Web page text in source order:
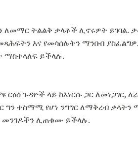
ለመማር ትልልቅ ቃላቶች ሊኖሩዎት ይገባል.
እና የመሳሰሉትን ማንበብ
ማስተላለፍ ይችላሉ.
ርዕሰ ጉዳዮች ላይ ከእነርሱ ጋር
ግን ተስማሚ የሆነ ንግግር ለማቅረብ
መንገዶችን ሊጠቁሙ ይችላሉ.